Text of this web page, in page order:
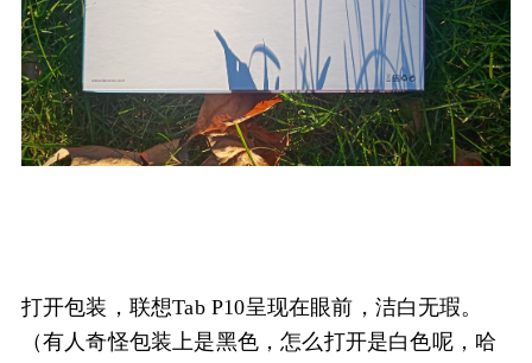
打开包装，联想Tab P10呈现在眼前，洁白无瑕。
（有人奇怪包装上是黑色，怎么打开是白色呢，哈